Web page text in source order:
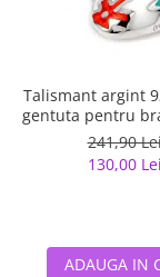
Talismant argint
gentuta pentru
lant
241,90
130,00 Lei
ADAUGA IN